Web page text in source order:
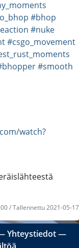
#bhop
#nuke
#csgo_movement
#smooth
watch?
/ Tallennettu 2021-05-17
Yhteystiedot―